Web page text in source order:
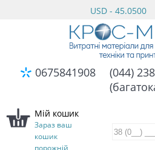
USD - 45.0500
0675841908
(044)
Мій кошик
Зараз ваш
кошик
порожній